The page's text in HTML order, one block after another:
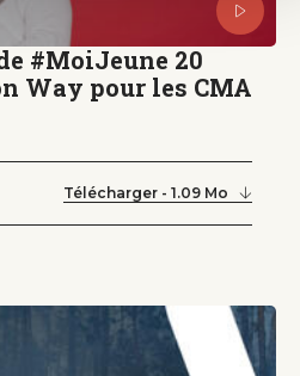
#MoiJeune 20
Way pour les CMA
Télécharger - 1.09 Mo